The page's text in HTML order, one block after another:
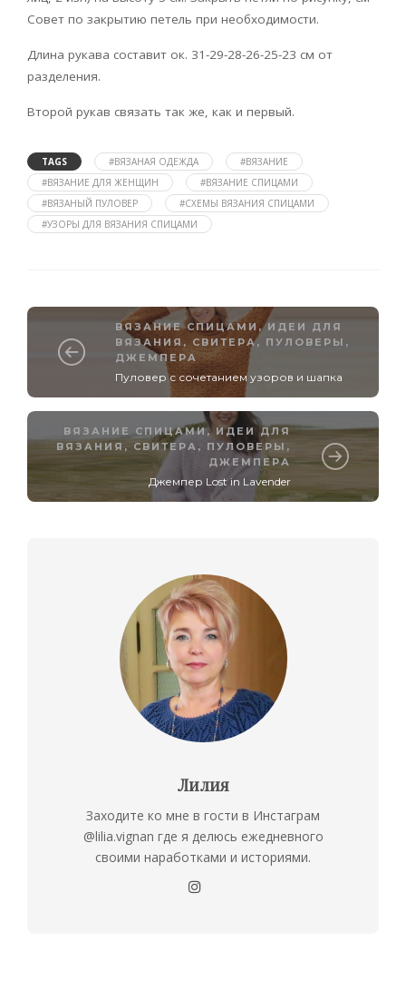
Совет по закрытию петель при необходимости.
Длина рукава составит ок. 31-29-28-26-25-23 см от
разделения.
Второй рукав связать так же, как и первый.
TAGS #ВЯЗАНАЯ ОДЕЖДА
#ВЯЗАНИЕ
#ВЯЗАНИЕ ДЛЯ ЖЕНЩИН
#ВЯЗАНИЕ СПИЦАМИ
#ВЯЗАНЫЙ ПУЛОВЕР
#СХЕМЫ ВЯЗАНИЯ СПИЦАМИ
#УЗОРЫ ДЛЯ ВЯЗАНИЯ СПИЦАМИ
ВЯЗАНИЕ СПИЦАМИ ,ИДЕИ ДЛЯ
ВЯЗАНИЯ, СВИТЕРА, ПУЛОВЕРЫ,
ДЖЕМПЕРА
Пуловер с сочетанием узоров и шапка
ВЯЗАНИЕ СПИЦАМИ, ИДЕИ ДЛЯ
ВЯЗАНИЯ , СВИТЕРА, ПУЛОВЕРЫ,
ДЖЕМПЕРА
Джемпер Lost in Lavender
Лилия
Заходите ко мне в гости в Инстаграм
@lilia.vignan где я делюсь ежедневного
своими наработками и историями.